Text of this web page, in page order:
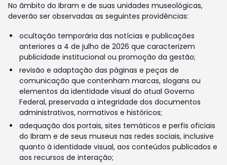
No âmbito do Ibram e de suas unidades museológicas,
deverão ser observadas as seguintes providências:
ocultação temporária das notícias e publicações
anteriores a 4 de julho de 2026 que caracterizem
publicidade institucional ou promoção da gestão;
revisão e adaptação das páginas e peças de
comunicação que contenham marcas, slogans ou
elementos da identidade visual do atual Governo
Federal, preservada a integridade dos documentos
administrativos, normativos e históricos;
adequação dos portais, sites temáticos e perfis oficiais
do Ibram e de seus museus nas redes sociais, inclusive
quanto à identidade visual, aos conteúdos publicados e
aos recursos de interação;